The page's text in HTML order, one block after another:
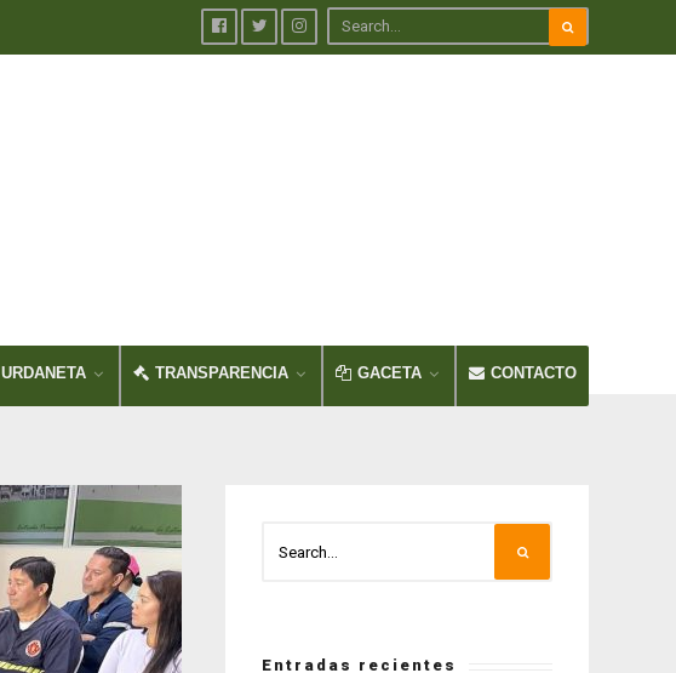
URDANETA TRANSPARENCIA GACETA CONTACTO
Entradas recientes